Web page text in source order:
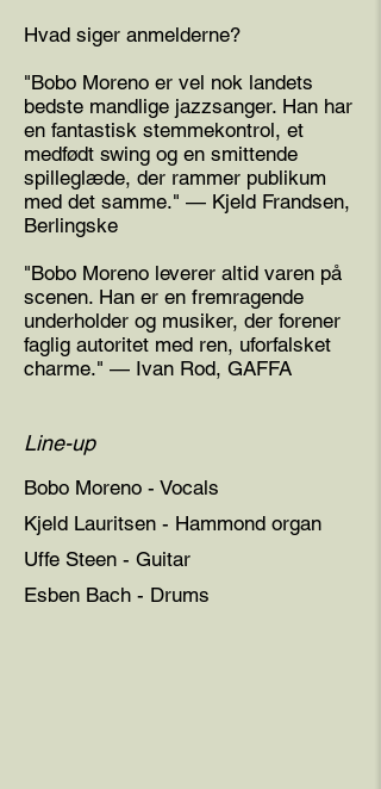
Hvad siger anmelderne?
"Bobo Moreno er vel nok landets
bedste mandlige jazzsanger. Han har
en fantastisk stemmekontrol, et
medfødt swing og en smittende
spilleglæde, der rammer publikum
med det samme." — Kjeld Frandsen,
Berlingske
"Bobo Moreno leverer altid varen på
scenen. Han er en fremragende
underholder og musiker, der forener
faglig autoritet med ren, uforfalsket
charme." — Ivan Rod, GAFFA
Line-up
Bobo Moreno - Vocals
Kjeld Lauritsen - Hammond organ
Uffe Steen - Guitar
Esben Bach - Drums